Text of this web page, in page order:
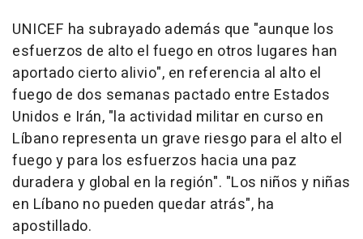
UNICEF ha subrayado además que "aunque los
esfuerzos de alto el fuego en otros lugares han
aportado cierto alivio", en referencia al alto el
fuego de dos semanas pactado entre Estados
Unidos e Irán, "la actividad militar en curso en
Líbano representa un grave riesgo para el alto el
fuego y para los esfuerzos hacia una paz
duradera y global en la región". "Los niños y niñas
en Líbano no pueden quedar atrás", ha
apostillado.